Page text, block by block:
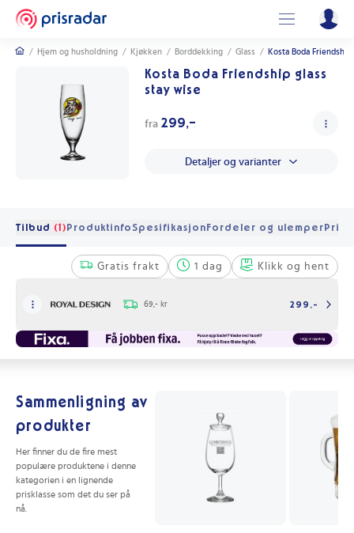
/ Hjem og husholdning / Kjøkken / Borddekking / Glass / Kosta Boda
Kosta Boda Friendship glass
stay wise
fra 299,-
Detaljer og varianter
Tilbud (1)Produktinfo SpesifikasjonFordeler og ulemperPris
Gratis frakt 1 dag Klikk og hent
69,- kr 299,-
Sammenligning av
produkter
Her finner du de fire mest
populære produktene i denne
kategorien i en lignende
prisklasse som det du ser på
nå.